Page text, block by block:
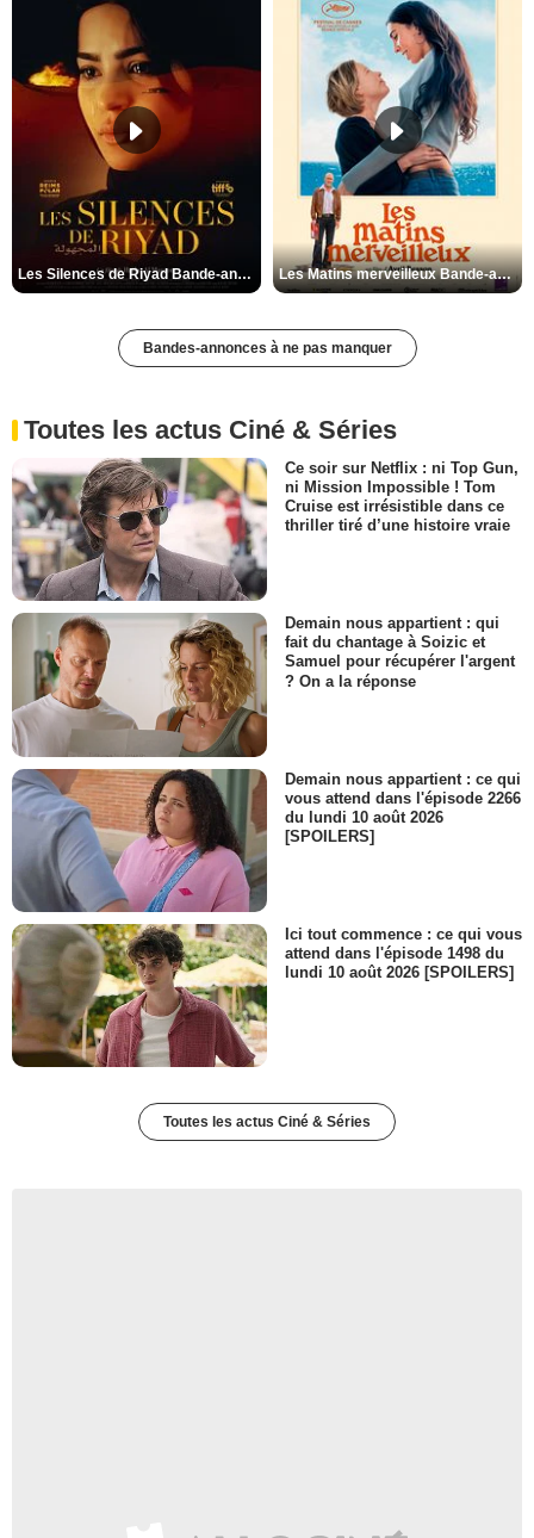
Les Silences de Riyad Bande-annonce VO STFR Les Matins merveilleux Bande-annonce VF
Bandes-annonces à ne pas manquer
Toutes les actus Ciné & Séries
Ce soir sur Netflix : ni Top Gun,
ni Mission Impossible ! Tom
Cruise est irrésistible dans ce
thriller tiré d’une histoire vraie
Demain nous appartient : qui
fait du chantage à Soizic et
Samuel pour récupérer l'argent
? On a la réponse
Demain nous appartient : ce qui
vous attend dans l'épisode 2266
du lundi 10 août 2026
[SPOILERS]
Ici tout commence : ce qui vous
attend dans l'épisode 1498 du
lundi 10 août 2026 [SPOILERS]
Toutes les actus Ciné & Séries